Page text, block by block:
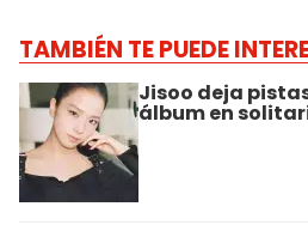
TAMBIÉN TE PUEDE
Jisoo deja
álbum en